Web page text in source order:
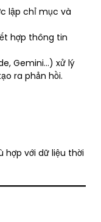
lập chỉ mục và
hợp thông tin
Gemini…) xử lý
ra phản hồi.
hợp với dữ liệu thời